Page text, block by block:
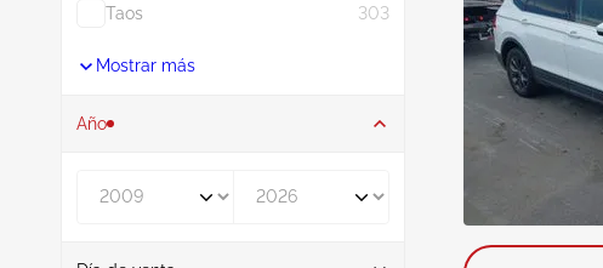
Taos
303
Mostrar más
Año